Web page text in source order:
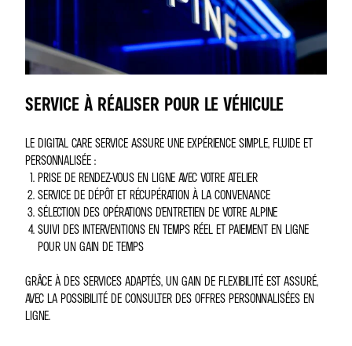
SERVICE À RÉALISER POUR LE VÉHICULE
LE DIGITAL CARE SERVICE ASSURE UNE EXPÉRIENCE SIMPLE, FLUIDE ET
PERSONNALISÉE :
PRISE DE RENDEZ-VOUS EN LIGNE AVEC VOTRE ATELIER
SERVICE DE DÉPÔT ET RÉCUPÉRATION À LA CONVENANCE
SÉLECTION DES OPÉRATIONS D'ENTRETIEN DE VOTRE ALPINE
SUIVI DES INTERVENTIONS EN TEMPS RÉEL ET PAIEMENT EN LIGNE
POUR UN GAIN DE TEMPS
GRÂCE À DES SERVICES ADAPTÉS, UN GAIN DE FLEXIBILITÉ EST ASSURÉ,
AVEC LA POSSIBILITÉ DE CONSULTER DES OFFRES PERSONNALISÉES EN
LIGNE.